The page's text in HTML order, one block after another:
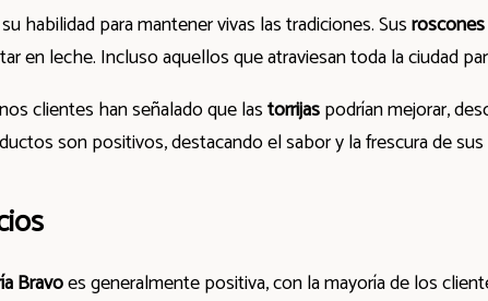
habilidad para mantener vivas las tradiciones. Susroscones
en leche. Incluso aquellos que atraviesan toda la ciudad
clientes han señalado que lastorrijaspodrían mejorar,
son positivos, destacando el sabor y la frescura de sus
Bravoes generalmente positiva, con la mayoría de los